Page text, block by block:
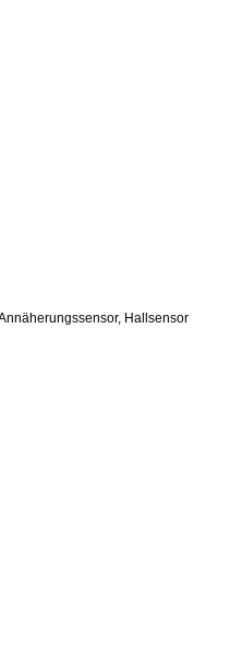
Hallsensor